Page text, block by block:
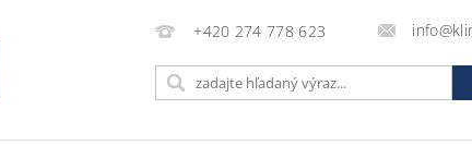
+420 274 778 623